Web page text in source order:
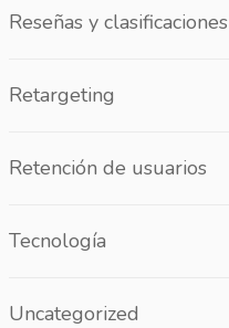
Reseñas y clasificaciones
Retargeting
Retención de usuarios
Tecnología
Uncategorized